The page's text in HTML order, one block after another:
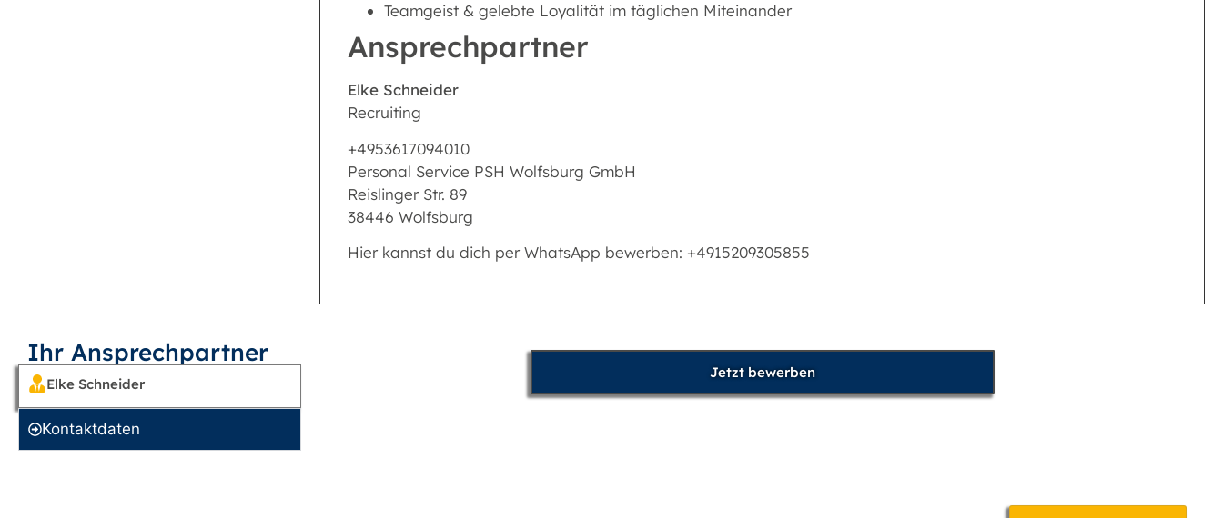
Teamgeist & gelebte Loyalität im täglichen Miteinander
Ansprechpartner
Elke Schneider
Recruiting
+4953617094010
Personal Service PSH Wolfsburg GmbH
Reislinger Str. 89
38446 Wolfsburg
Hier kannst du dich per WhatsApp bewerben: +4915209305855
Ihr Ansprechpartner
Elke Schneider
Kontakt­daten
Jetzt bewerben